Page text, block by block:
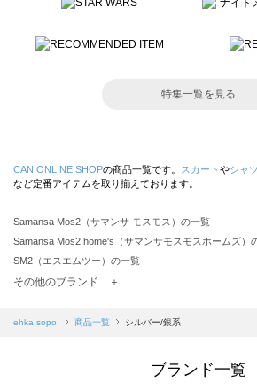
特集一覧を見る
CAN ONLINE SHOPの商品一覧です。 スカート やシャ
など定番アイテムを取り揃えております。
Samansa Mos2（サマンサ モスモス）の一覧
Samansa Mos2 home's（サマンサモスモスホームズ）
SM2（エスエムツー）の一覧
TSUHARU by Samansa Mos2（ツハルバイサマンサモ
Samansa Mos2 blue（サマンサモスモス ブルー）の一覧
その他のブランド ＋
ehka sopo 商品一覧 シルバー/銀系
ブランド一覧